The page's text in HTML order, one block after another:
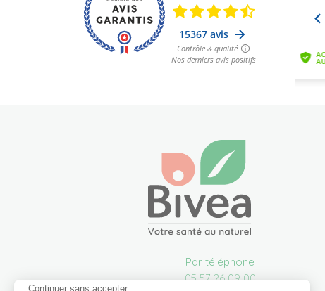
Par téléphone
05 57 26 09 00
Continuer sans accepter